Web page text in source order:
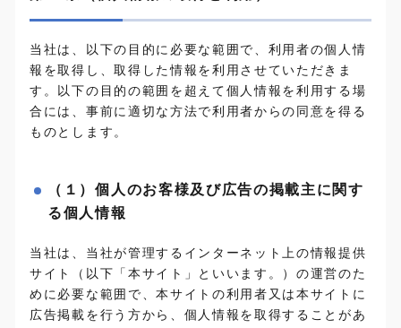
当社は、以下の目的に必要な範囲で、利用者の個人情
報を取得し、取得した情報を利用させていただきま
す。以下の目的の範囲を超えて個人情報を利用する場
合には、事前に適切な方法で利用者からの同意を得る
ものとします。
（１）個人のお客様及び広告の掲載主に関す
る個人情報
当社は、当社が管理するインターネット上の情報提供
サイト（以下「本サイト」といいます。）の運営のた
めに必要な範囲で、本サイトの利用者又は本サイトに
広告掲載を行う方から、個人情報を取得することがあ